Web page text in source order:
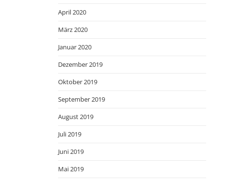
April 2020
März 2020
Januar 2020
Dezember 2019
Oktober 2019
September 2019
August 2019
Juli 2019
Juni 2019
Mai 2019